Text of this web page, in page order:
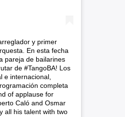
y primer
En esta fecha
pareja de bailarines
de #TangoBA! Los
e internacional,
completa
of applause for
Caló and Osmar
all his talent with two